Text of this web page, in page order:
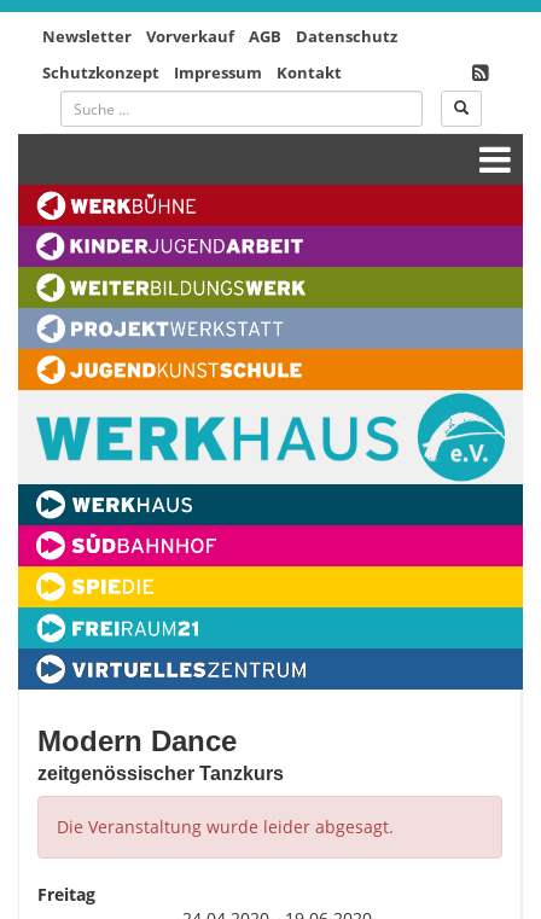
Newsletter Vorverkauf AGB
Datenschutz
Schutzkonzept
Impressum Kontakt
Modern Dance
zeitgenössischer Tanzkurs
Die Veranstaltung wurde leider abgesagt.
Freitag